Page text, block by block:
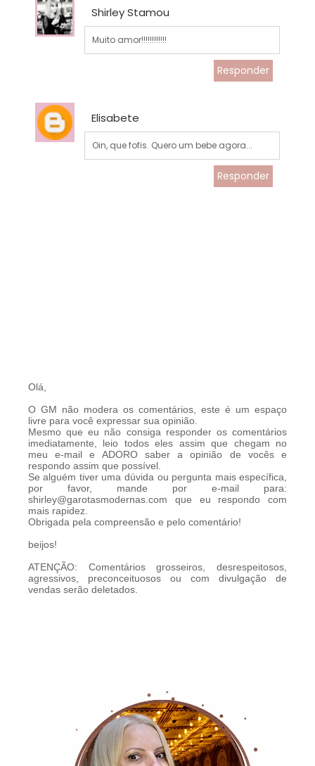
Shirley Stamou
Muito amor!!!!!!!!!!!!
Responder
Elisabete
Oin, que fofis. Quero um bebe agora...
Responder
Olá,
O GM não modera os comentários, este é um espaço
livre para você expressar sua opinião.
Mesmo que eu não consiga responder os comentários
imediatamente, leio todos eles assim que chegam no
meu e-mail e ADORO saber a opinião de vocês e
respondo assim que possível.
Se alguém tiver uma dúvida ou pergunta mais específica,
por favor, mande por e-mail para:
shirley@garotasmodernas.com que eu respondo com
mais rapidez.
Obrigada pela compreensão e pelo comentário!
beijos!
ATENÇÃO: Comentários grosseiros, desrespeitosos,
agressivos, preconceituosos ou com divulgação de
vendas serão deletados.